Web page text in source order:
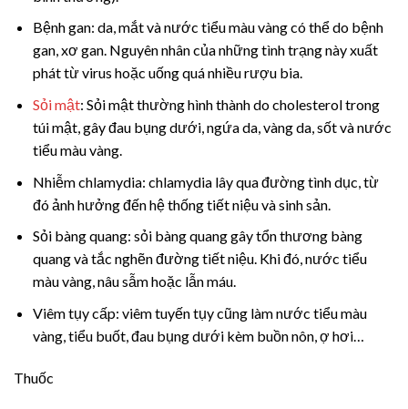
Bệnh gan: da, mắt và nước tiểu màu vàng có thể do bệnh
gan, xơ gan. Nguyên nhân của những tình trạng này xuất
phát từ virus hoặc uống quá nhiều rượu bia.
Sỏi mật: Sỏi mật thường hình thành do cholesterol trong
túi mật, gây đau bụng dưới, ngứa da, vàng da, sốt và nước
tiểu màu vàng.
Nhiễm chlamydia: chlamydia lây qua đường tình dục, từ
đó ảnh hưởng đến hệ thống tiết niệu và sinh sản.
Sỏi bàng quang: sỏi bàng quang gây tổn thương bàng
quang và tắc nghẽn đường tiết niệu. Khi đó, nước tiểu
màu vàng, nâu sẫm hoặc lẫn máu.
Viêm tụy cấp: viêm tuyến tụy cũng làm nước tiểu màu
vàng, tiểu buốt, đau bụng dưới kèm buồn nôn, ợ hơi…
Thuốc